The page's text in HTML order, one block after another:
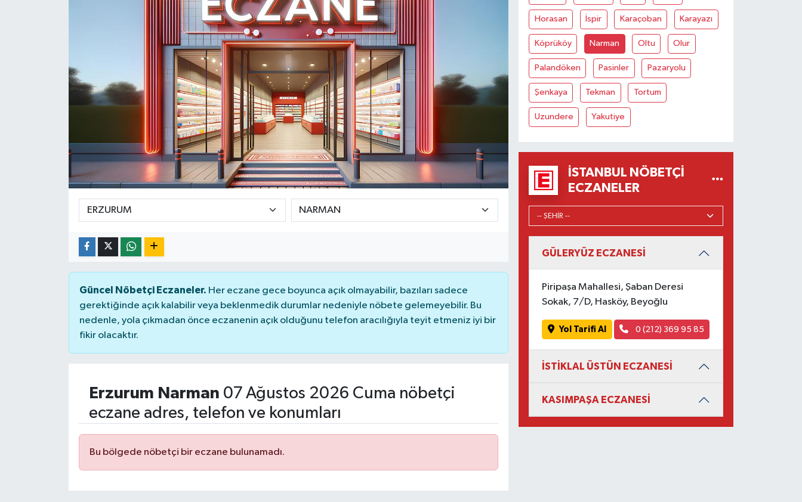
Güncel Nöbetçi Eczaneler. Her eczane gece boyunca açık olmayabilir, bazıları sadece
gerektiğinde açık kalabilir veya beklenmedik durumlar nedeniyle nöbete gelemeyebilir. Bu
nedenle, yola çıkmadan önce eczanenin açık olduğunu telefon aracılığıyla teyit etmeniz iyi bir
fikir olacaktır.
Erzurum Narman 07 Ağustos 2026 Cuma nöbetçi
eczane adres, telefon ve konumları
Bu bölgede nöbetçi bir eczane bulunamadı.
Horasan İspir Karaçoban Karayazı
Köprüköy Narman Oltu Olur
Palandöken Pasinler Pazaryolu
Şenkaya Tekman Tortum
Uzundere Yakutiye
İSTANBUL NÖBETÇI
ECZANELER
GÜLERYÜZ ECZANESİ
Piripaşa Mahallesi, Şaban Deresi
Sokak, 7/D, Hasköy, Beyoğlu
Yol Tarifi Al 0 (212) 369 95 85
İSTİKLAL ÜSTÜN ECZANESİ
KASIMPAŞA ECZANESİ